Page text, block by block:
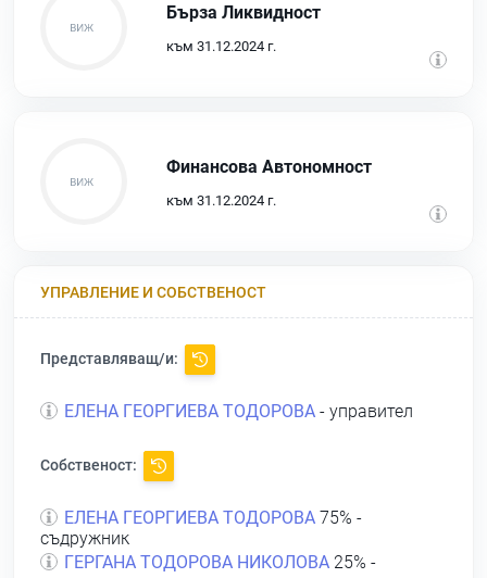
Бърза Ликвидност
към 31.12.2024 г.
Финансова Автономност
към 31.12.2024 г.
УПРАВЛЕНИЕ И СОБСТВЕНОСТ
Представляващ/и:
ЕЛЕНА ГЕОРГИЕВА ТОДОРОВА - управител
Собственост:
ЕЛЕНА ГЕОРГИЕВА ТОДОРОВА 75% -
съдружник
ГЕРГАНА ТОДОРОВА НИКОЛОВА 25% -